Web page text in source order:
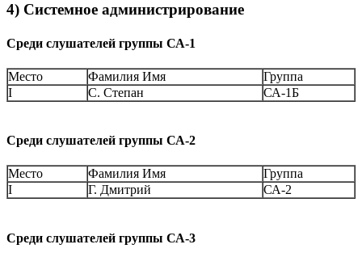
4) Системное администрирование
Среди слушателей группы СА-1
Место Фамилия Имя
Группа
I
С. Степан СА-1Б
Среди слушателей группы СА-2
Место Фамилия Имя
Группа
I
Г. Дмитрий СА-2
Среди слушателей группы СА-3